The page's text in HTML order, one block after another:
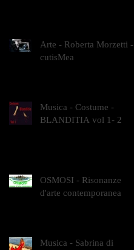
Arte - Roberta Morzetti -
cutisMea
Musica - Costume -
BLANDITIA vol 1- 2
OSMOSI - Risonanze
d'arte contemporanea
Musica - Sabrina di